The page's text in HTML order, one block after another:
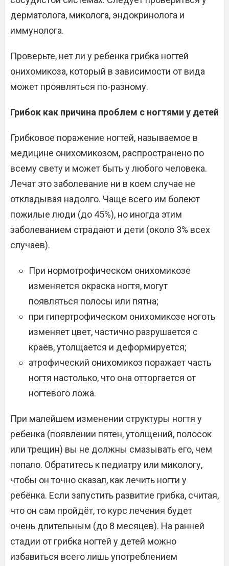
дерматолога, миколога, эндокринолога и
иммунолога.
Проверьте, нет ли у ребенка грибка ногтей
онихомикоза, который в зависимости от вида
может проявляться по-разному.
Грибок как причина проблем с ногтями у детей
Грибковое поражение ногтей, называемое в
медицине онихомикозом, распространено по
всему свету и может быть у любого человека.
Лечат это заболевание ни в коем случае не
откладывая надолго. Чаще всего им болеют
пожилые люди (до 45%), но иногда этим
заболеванием страдают и дети (около 3% всех
случаев).
При нормотрофическом онихомикозе
изменяется окраска ногтя, могут
появляться полосы или пятна;
при гипертрофическом онихомикозе ноготь
изменяет цвет, частично разрушается с
краёв, утолщается и деформируется;
атрофический онихомикоз поражает часть
ногтя настолько, что она отторгается от
ногтевого ложа.
При малейшем изменении структуры ногтя у
ребенка (появлении пятен, утолщений, полосок
или трещин) вы не должны смазывать его, чем
попало. Обратитесь к педиатру или микологу,
чтобы он точно сказал, как лечить ногти у
ребёнка. Если запустить развитие грибка, считая,
что он сам пройдёт, то курс лечения будет
очень длительным (до 8 месяцев). На ранней
стадии от грибка ногтей у детей можно
избавиться всего лишь употреблением